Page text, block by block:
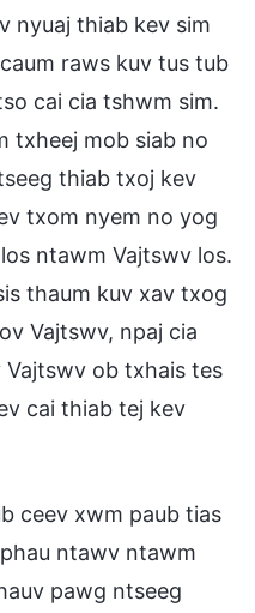
nyuaj thiab kev sim
raws kuv tus tub
cai cia tshwm sim.
txheej mob siab no
thiab txoj kev
txom nyem no yog
ntawm Vajtswv los.
thaum kuv xav txog
Vajtswv, npaj cia
ob txhais tes
cai thiab tej kev
ceev xwm paub tias
ntawv ntawm
pawg ntseeg